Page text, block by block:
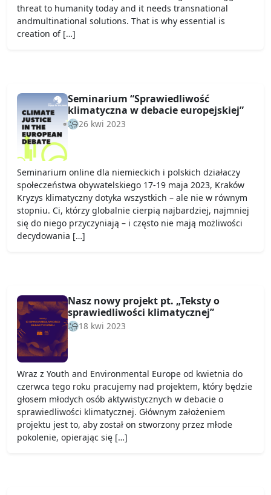
threat to humanity today and it needs transnational
andmultinational solutions. That is why essential is
creation of […]
Seminarium “Sprawiedliwość
klimatyczna w debacie europejskiej”
26 kwi 2023
Seminarium online dla niemieckich i polskich działaczy
społeczeństwa obywatelskiego 17-19 maja 2023, Kraków
Kryzys klimatyczny dotyka wszystkich – ale nie w równym
stopniu. Ci, którzy globalnie cierpią najbardziej, najmniej
się do niego przyczyniają – i często nie mają możliwości
decydowania […]
Nasz nowy projekt pt. „Teksty o
sprawiedliwości klimatycznej”
18 kwi 2023
Wraz z Youth and Environmental Europe od kwietnia do
czerwca tego roku pracujemy nad projektem, który będzie
głosem młodych osób aktywistycznych w debacie o
sprawiedliwości klimatycznej. Głównym założeniem
projektu jest to, aby został on stworzony przez młode
pokolenie, opierając się […]